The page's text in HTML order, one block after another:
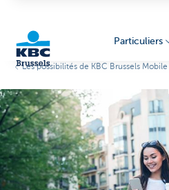
Particuliers
Les possibilités de KBC Brussels Mobile